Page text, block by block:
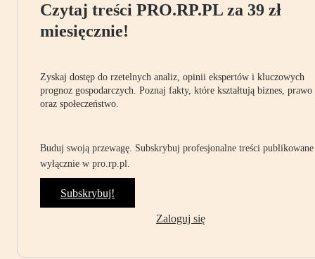
Czytaj treści PRO.RP.PL za 39 zł
miesięcznie!
Zyskaj dostęp do rzetelnych analiz, opinii ekspertów i kluczowych
prognoz gospodarczych. Poznaj fakty, które kształtują biznes, prawo
oraz społeczeństwo.
Buduj swoją przewagę. Subskrybuj profesjonalne treści publikowane
wyłącznie w pro.rp.pl.
Subskrybuj!
Zaloguj się